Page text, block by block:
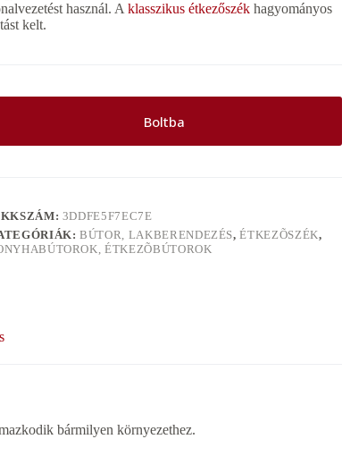
használ. Aklasszikus étkezőszék hagyományos
kelt.
Boltba
3DDFE5F7EC7E
BÚTOR, LAKBERENDEZÉS,ÉTKEZÕSZÉK,
ÉTKEZÕBÚTOROK
bármilyen környezethez.